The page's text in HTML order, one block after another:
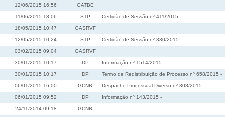
12/06/2015 16:56 GATBC
11/06/2015 18:06 STP Certidão de Sessão nº 411/2015 -
18/05/2015 10:47 GASRVF
12/05/2015 10:24 STP Certidão de Sessão nº 330/2015 -
03/02/2015 09:04 GASRVF
30/01/2015 10:17 DP Informação nº 1514/2015 -
30/01/2015 10:17 DP Termo de Redistribuição de Processo nº 658/2015 -
06/01/2015 16:00 GCNB Despacho Processual Diverso nº 308/2015 -
06/01/2015 09:52 DP Informação nº 143/2015 -
24/11/2014 09:18 GCNB